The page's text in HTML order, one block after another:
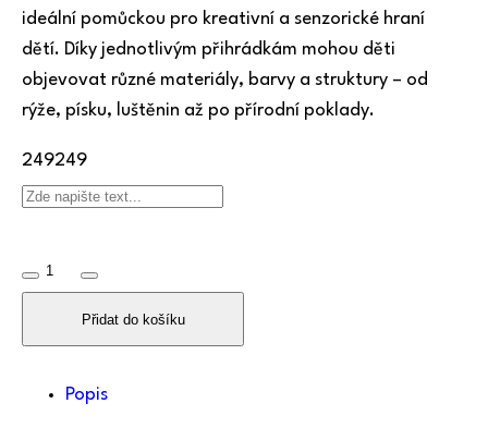
ideální pomůckou pro kreativní a senzorické hraní
dětí. Díky jednotlivým přihrádkám mohou děti
objevovat různé materiály, barvy a struktury – od
rýže, písku, luštěnin až po přírodní poklady.
249249
Přidat do košíku
Popis